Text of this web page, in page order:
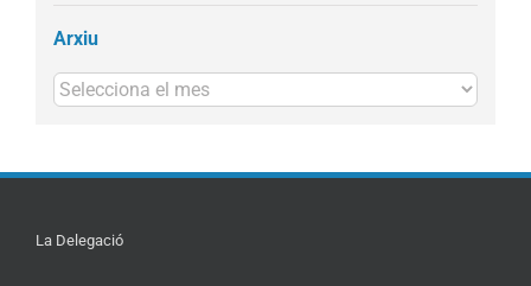
Arxiu
Arxius
La Delegació